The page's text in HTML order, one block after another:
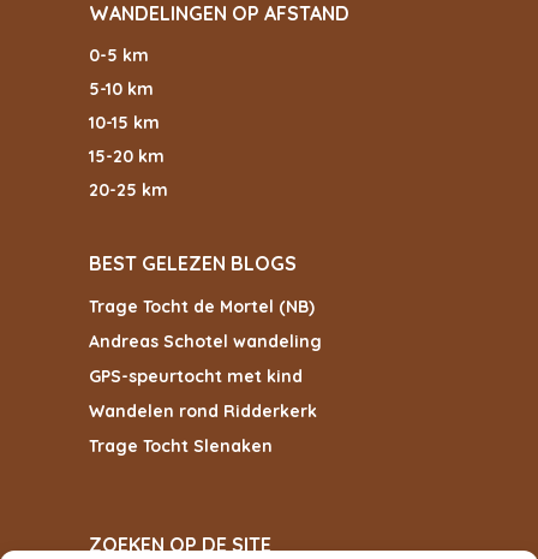
WANDELINGEN OP AFSTAND
0-5 km
5-10 km
10-15 km
15-20 km
20-25 km
BEST GELEZEN BLOGS
Trage Tocht de Mortel (NB)
Andreas Schotel wandeling
GPS-speurtocht met kind
Wandelen rond Ridderkerk
Trage Tocht Slenaken
ZOEKEN OP DE SITE